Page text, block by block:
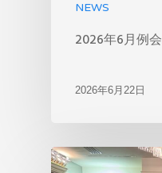
NEWS
2026年6月例会
2026年6月22日